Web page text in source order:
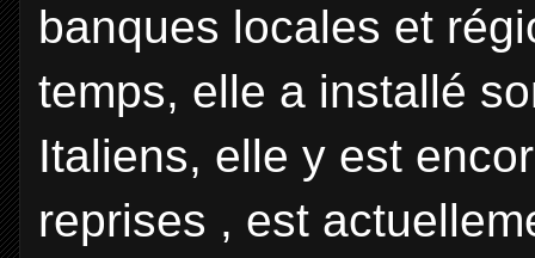
banques locales et
temps, elle a installé
Italiens, elle y est
reprises , est